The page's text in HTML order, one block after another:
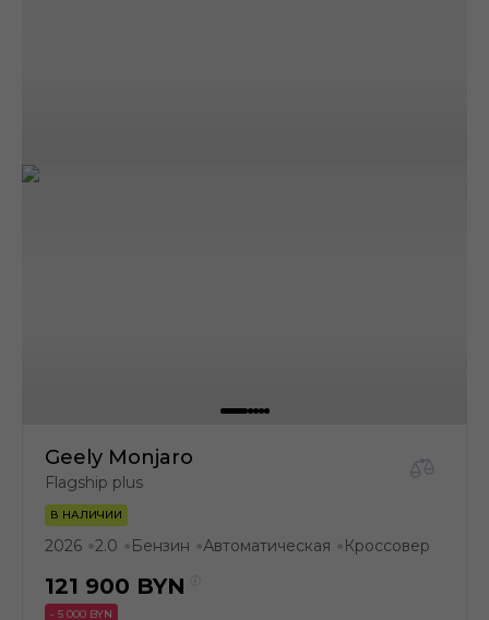
Geely Monjaro
Flagship plus
В НАЛИЧИИ
2026 ●2.0 ● Бензин ●Автоматическая ● Кроссовер
121 900 BYN
- 5 000 BYN